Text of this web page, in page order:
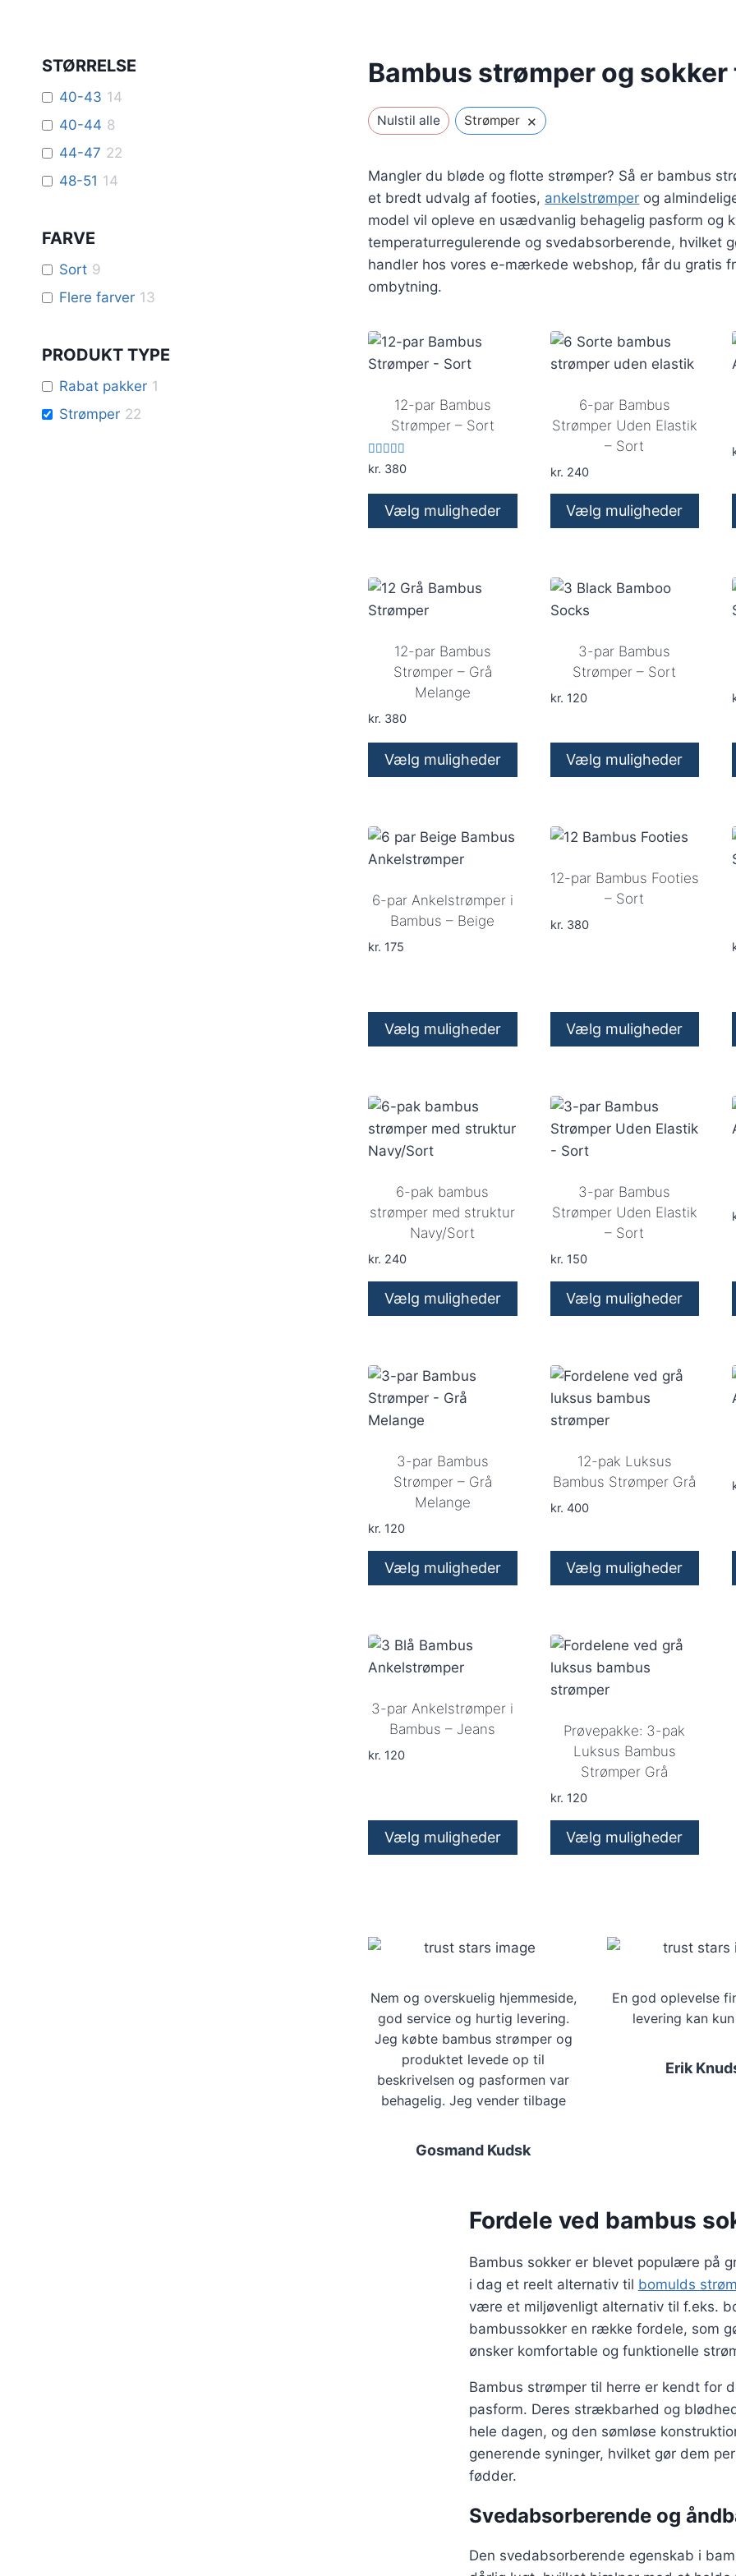
Bambus strømper og
Nulstil alle Strømper ×
Mangler du bløde og flotte strømper? Så er bambus
et bredt udvalg af footies, ankelstrømper og
model vil opleve en usædvanlig behagelig pasform og
temperaturregulerende og svedabsorberende, hvilket
handler hos vores e-mærkede webshop, får du gratis
ombytning.
12-par Bambus
Strømper – Sort
Vurderet
5.00
kr. 380
Vælg muligheder
har
flere
Mulighederne
på
6-par Bambus
Strømper Uden Elastik
– Sort
kr. 240
Vælg muligheder
har
flere
Mulighederne
vælges
12-par Bambus
Strømper – Grå
Melange
kr. 380
Vælg muligheder
har
flere
Mulighederne
kan
vælges
3-par Bambus
Strømper – Sort
kr. 120
Vælg muligheder
har
varianter.
Mulighederne
kan
6-par Ankelstrømper i
Bambus – Beige
kr. 175
Vælg muligheder
har
flere
varianter.
vælges
varesiden
12-par Bambus Footies
– Sort
kr. 380
Vælg muligheder
har
flere
varianter.
vælges
varesiden
6-pak bambus
strømper med struktur
Navy/Sort
kr. 240
Vælg muligheder
har
flere
varianter.
vælges
varesiden
3-par Bambus
Strømper Uden Elastik
– Sort
kr. 150
Vælg muligheder
har
flere
varianter.
vælges
på
3-par Bambus
Strømper – Grå
Melange
kr. 120
Vælg muligheder
har
flere
Mulighederne
kan
vælges
12-pak Luksus
Bambus Strømper Grå
kr. 400
Vælg muligheder
har
flere
varianter.
kan
vælges
varesiden
3-par Ankelstrømper i
Bambus – Jeans
kr. 120
Vælg muligheder
varianter.
kan
vælges
på
varesiden
Prøvepakke: 3-pak
Luksus Bambus
Strømper Grå
kr. 120
Vælg muligheder
varianter.
kan
vælges
på
Nem og overskuelig hjemmeside,
god service og hurtig levering.
Jeg købte bambus strømper og
produktet levede op til
beskrivelsen og pasformen var
behagelig. Jeg vender tilbage
Gosmand Kudsk
En god oplevelse
levering kan
Erik
Fordele ved bambus
Bambus sokker er blevet populære på
i dag et reelt alternativ til bomulds
være et miljøvenligt alternativ til f.eks.
bambussokker en række fordele, som
ønsker komfortable og funktionelle
Bambus strømper til herre er kendt for
pasform. Deres strækbarhed og
hele dagen, og den sømløse
generende syninger, hvilket gør dem
fødder.
Svedabsorberende og
Den svedabsorberende egenskab i
STØRRELSE
40-43 14
40-44 8
44-47 22
48-51 14
FARVE
Sort 9
Flere farver 13
PRODUKT TYPE
Rabat pakker 1
Strømper 22